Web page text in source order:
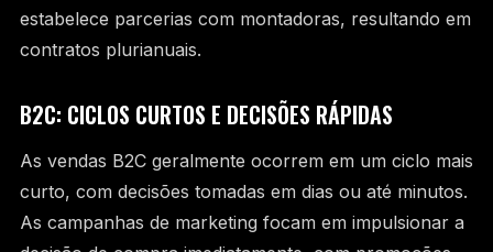
estabelece parcerias com montadoras, resultando em
contratos plurianuais.
B2C: CICLOS CURTOS E DECISÕES RÁPIDAS
As vendas B2C geralmente ocorrem em um ciclo mais
curto, com decisões tomadas em dias ou até minutos.
As campanhas de marketing focam em impulsionar a